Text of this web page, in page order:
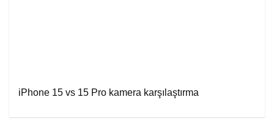
iPhone 15 vs 15 Pro kamera karşılaştırma